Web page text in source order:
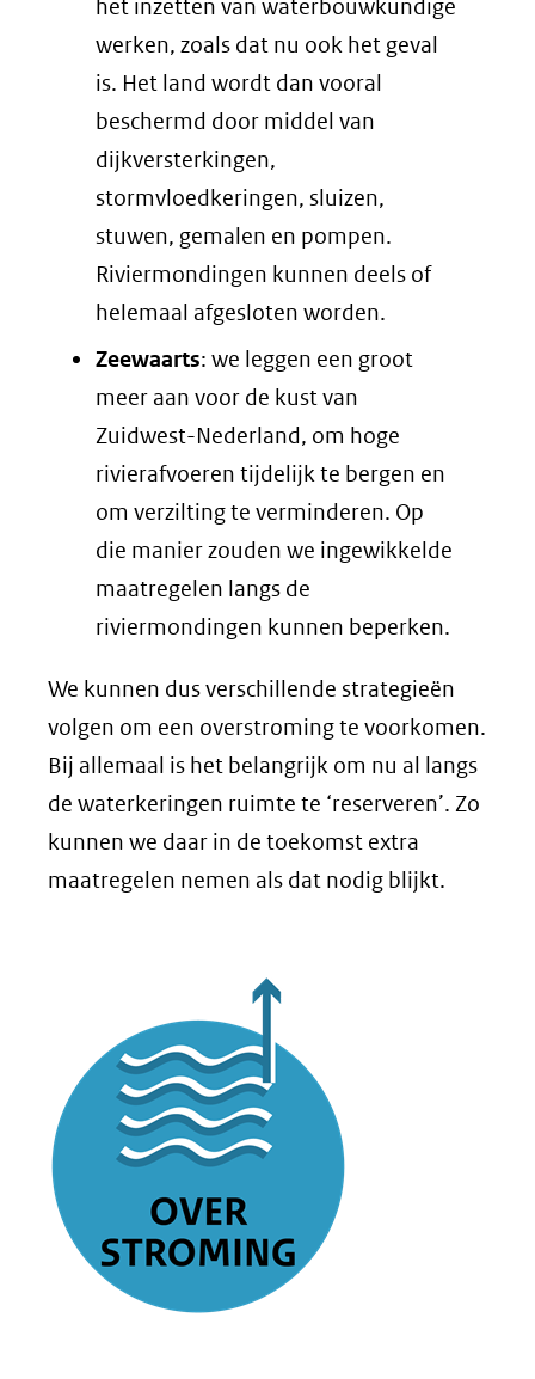
het inzetten van waterbouwkundige
werken, zoals dat nu ook het geval
is. Het land wordt dan vooral
beschermd door middel van
dijkversterkingen,
stormvloedkeringen, sluizen,
stuwen, gemalen en pompen.
Riviermondingen kunnen deels of
helemaal afgesloten worden.
Zeewaarts: we leggen een groot
meer aan voor de kust van
Zuidwest-Nederland, om hoge
rivierafvoeren tijdelijk te bergen en
om verzilting te verminderen. Op
die manier zouden we ingewikkelde
maatregelen langs de
riviermondingen kunnen beperken.
We kunnen dus verschillende strategieën
volgen om een overstroming te voorkomen.
Bij allemaal is het belangrijk om nu al langs
de waterkeringen ruimte te ‘reserveren’. Zo
kunnen we daar in de toekomst extra
maatregelen nemen als dat nodig blijkt.